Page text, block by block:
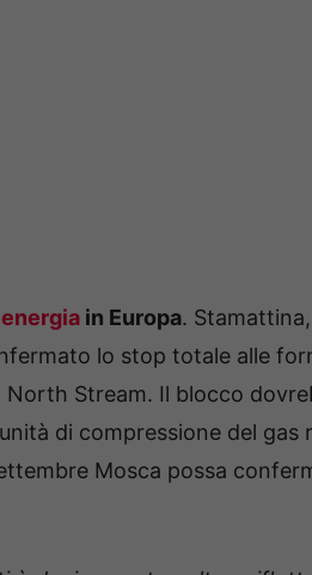
energia in Europa.
lo stop totale alle
North Stream. Il blocco
di compressione del gas
Mosca possa